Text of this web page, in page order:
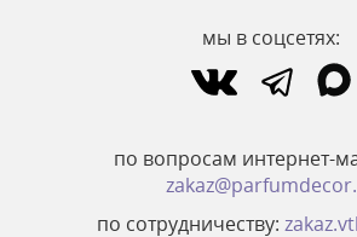
мы в соцсетях:
по вопросам интернет-
по сотрудничеству: